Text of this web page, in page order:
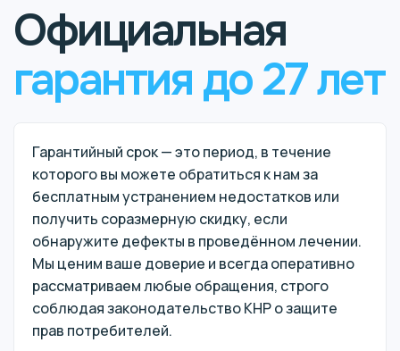
Официальная
гарантия до 27 лет
Гарантийный срок — это период, в течение
которого вы можете обратиться к нам за
бесплатным устранением недостатков или
получить соразмерную скидку, если
обнаружите дефекты в проведённом лечении.
Мы ценим ваше доверие и всегда оперативно
рассматриваем любые обращения, строго
соблюдая законодательство КНР о защите
прав потребителей.